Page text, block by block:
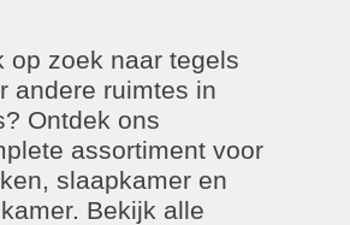
op zoek naar tegels
andere ruimtes in
Ontdek ons
assortiment voor
slaapkamer en
Bekijk alle